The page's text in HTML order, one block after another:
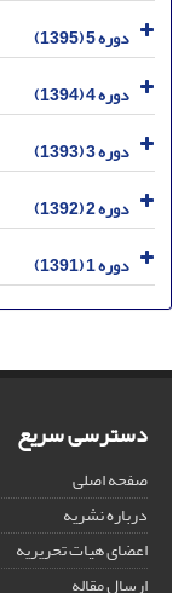
دوره 5 (1395)
دوره 4 (1394)
دوره 3 (1393)
دوره 2 (1392)
دوره 1 (1391)
دسترسی سریع
صفحه اصلی
درباره نشریه
اعضای هیات تحریریه
ارسال مقاله